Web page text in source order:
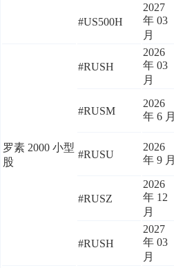
#US500H
2027
年 03
月
罗素 2000 小型
股
#RUSH
2026
年 03
月
#RUSM
2026
年 6 月
#RUSU
2026
年 9 月
#RUSZ
2026
年 12
月
#RUSH
2027
年 03
月